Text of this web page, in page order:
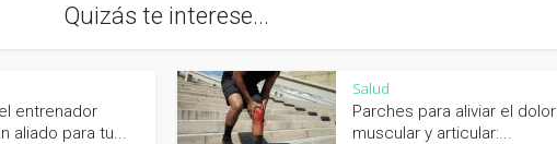
Quizás te interese...
entrenador
aliado para tu...
Salud
Parches para aliviar el dolor
muscular y articular:...